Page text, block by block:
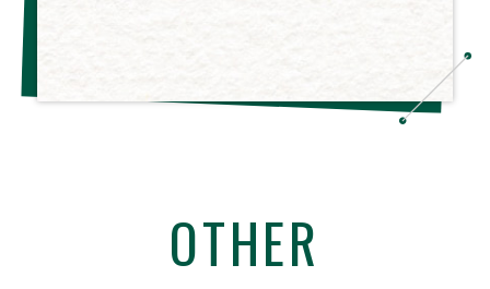
OTHER